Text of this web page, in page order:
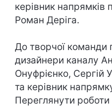
керівник напрямків
Роман Деріга.
До творчої команди
дизайнери каналу
Онуфрієнко, Сергій
та керівник
Переглянути